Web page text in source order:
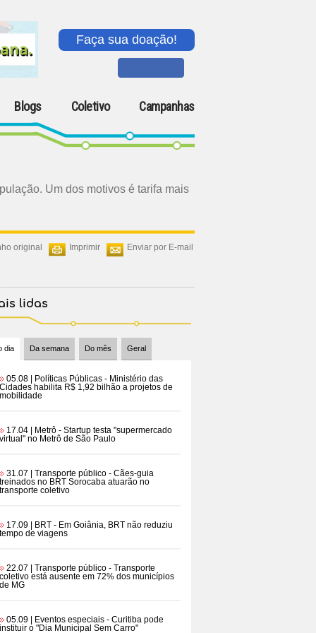
Faça sua doação!
Blogs Coletivo Campanhas
Um dos motivos é tarifa mais
Enviar por E-mail
Imprimir
original
lidas
dia Da semana Do mês Geral
05.08 | Políticas Públicas - Ministério das
Cidades habilita R$ 1,92 bilhão a projetos de
mobilidade
17.04 | Metrô - Startup testa "supermercado
virtual" no Metrô de São Paulo
31.07 | Transporte público - Cães-guia
treinados no BRT Sorocaba atuarão no
transporte coletivo
17.09 | BRT - Em Goiânia, BRT não reduziu
tempo de viagens
22.07 | Transporte público - Transporte
coletivo está ausente em 72% dos municípios
de MG
05.09 | Eventos especiais - Curitiba pode
instituir o "Dia Municipal Sem Carro"